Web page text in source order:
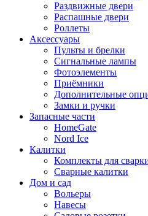
Раздвижные двери
Распашные двери
Роллеты
Аксессуары
Пульты и брелки
Сигнальные лампы
Фотоэлементы
Приёмники
Дополнительные
Замки и ручки
Запасные части
HomeGate
Nord Ice
Калитки
Комплекты для
Сварные калитки
Дом и сад
Вольеры
Навесы